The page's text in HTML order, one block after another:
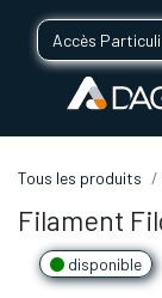
Accès
Tous les produits
Filament
disponible